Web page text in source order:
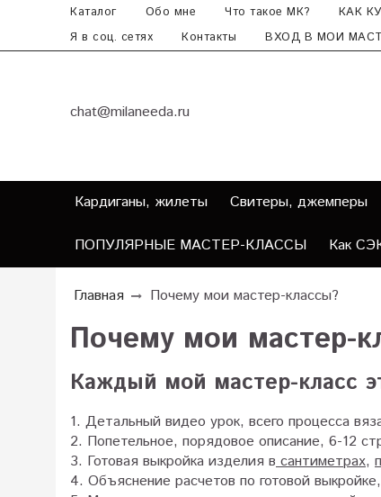
Каталог Обо мне Что такое МК? КАК
Я в соц. сетях
Контакты ВХОД В МОИ
chat@milaneeda.ru
Кардиганы, жилеты Свитеры, джемперы
ПОПУЛЯРНЫЕ МАСТЕР-КЛАССЫ Как
Главная Почему мои мастер-классы?
Почему мои мастер-
Каждый мой мастер-класс
1. Детальный видео урок, всего процесса
2. Попетельное, порядовое описание, 6-12
3. Готовая выкройка изделия всантиметрах,
4. Объяснение расчетов по готовой